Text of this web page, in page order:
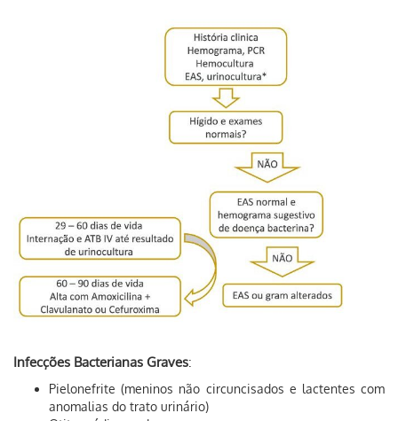
Infecções Bacterianas Graves:
Pielonefrite (meninos não circuncisados e lactentes com
anomalias do trato urinário)